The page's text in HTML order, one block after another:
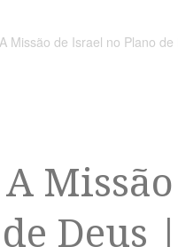
Missão de Israel no Plano
Deus